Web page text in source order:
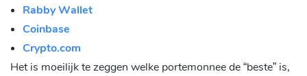
Rabby Wallet
Coinbase
Crypto.com
Het is moeilijk te zeggen welke portemonnee de “beste” is,